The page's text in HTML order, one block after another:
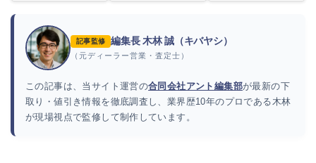
記事監修 編集長 木林 誠（キバヤシ）
（元ディーラー営業・査定士）
この記事は、当サイト運営の合同会社アント編集部が最新の下
取り・値引き情報を徹底調査し、業界歴10年のプロである木林
が現場視点で監修して制作しています。